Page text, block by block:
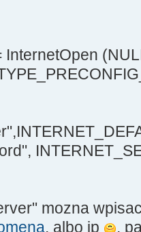
InternetOpen
mozna
, albo ip
,